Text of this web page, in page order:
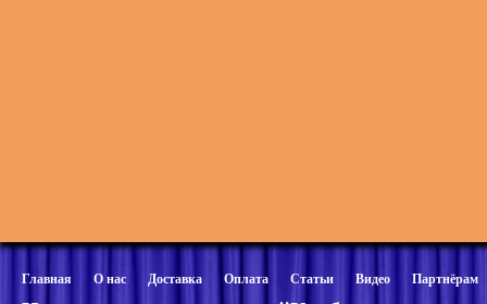
Главная О нас Доставка Оплата Статьи Видео Партнёрам